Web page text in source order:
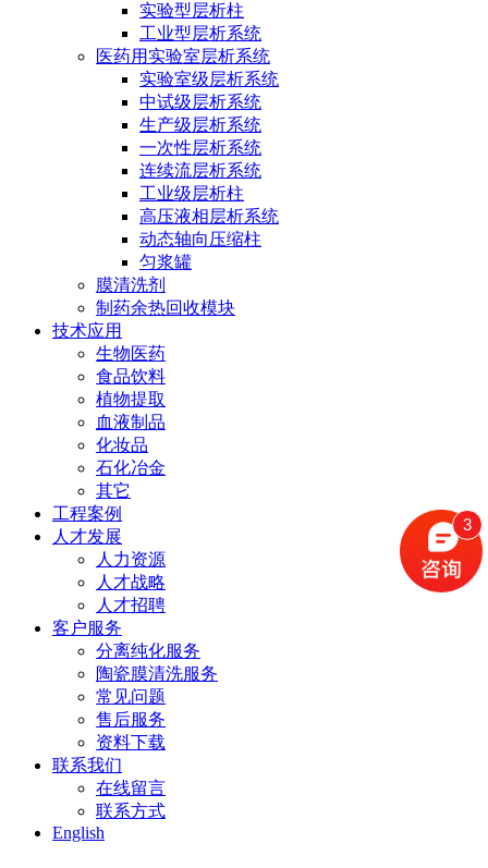
实验型层析柱
工业型层析系统
医药用实验室层析系统
实验室级层析系统
中试级层析系统
生产级层析系统
一次性层析系统
连续流层析系统
工业级层析柱
高压液相层析系统
动态轴向压缩柱
匀浆罐
膜清洗剂
制药余热回收模块
技术应用
生物医药
食品饮料
植物提取
血液制品
化妆品
石化冶金
其它
工程案例
人才发展
人力资源
人才战略
人才招聘
客户服务
分离纯化服务
陶瓷膜清洗服务
常见问题
售后服务
资料下载
联系我们
在线留言
联系方式
English
3